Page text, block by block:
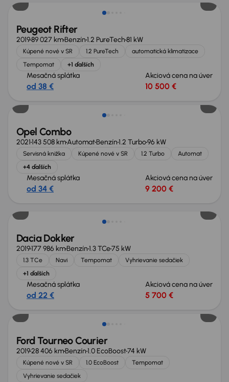
Peugeot Rifter
201989 027 kmBenzín1.2 PureTech81 kW
Kúpené nové v SR 1.2 PureTech
automatická klimatizace
Tempomat
+1 ďalších
Mesačná splátka
od 38 €
Akciová cena na úver
10 500 €
Zlacnené o 1 800 €
Opel Combo
2021143 508 kmAutomatBenzín1.2 Turbo96 kW
Servisná knižka Kúpené nové v SR 1.2 Turbo
Automat
+4 ďalších
Mesačná splátka
od 34 €
Akciová cena na úver
9 200 €
Dacia Dokker
2019177 986 kmBenzín1.3 TCe75 kW
1.3 TCe Navi Tempomat
Vyhrievanie sedačiek
+1 ďalších
Mesačná splátka
od 22 €
Akciová cena na úver
5 700 €
Ford Tourneo Courier
201928 406 kmBenzín1.0 EcoBoost74 kW
Kúpené nové v SR 1.0 EcoBoost
Tempomat
Vyhrievanie sedačiek